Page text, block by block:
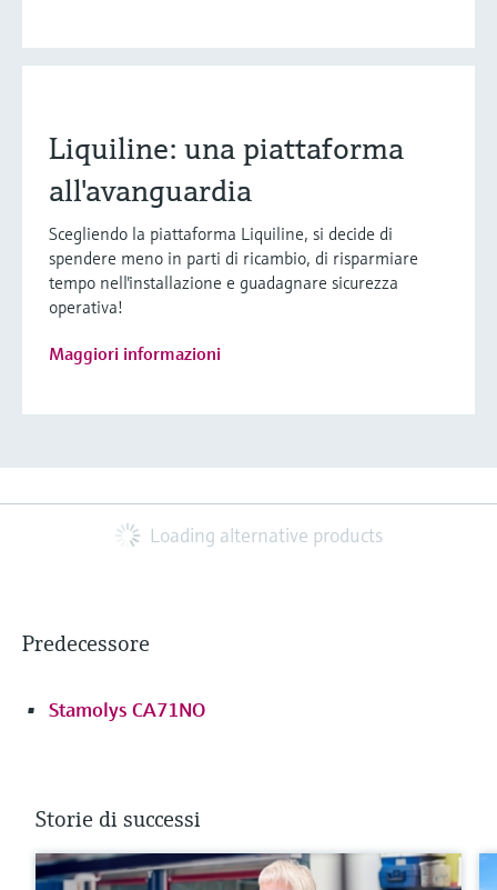
Liquiline: una piattaforma
all'avanguardia
Scegliendo la piattaforma Liquiline, si decide di
spendere meno in parti di ricambio, di risparmiare
tempo nell'installazione e guadagnare sicurezza
operativa!
Maggiori informazioni
Loading alternative products
Predecessore
Stamolys CA71NO
Storie di successi